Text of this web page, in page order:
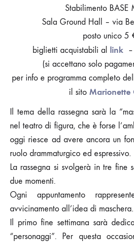
Stabilimento BASE
Sala Ground Hall – via
posto unico 5
biglietti acquistabili al link–
(si accettano solo
per info e programma completo
il sito Marionette
Il tema della rassegna sarà la
nel teatro di figura, che è forse
oggi riesce ad avere ancora un
ruolo drammaturgico ed espressivo.
La rassegna si svolgerà in tre fine
due momenti.
Ogni appuntamento
avvicinamento all’idea di maschera.
Il primo fine settimana sarà
“personaggi”. Per questa